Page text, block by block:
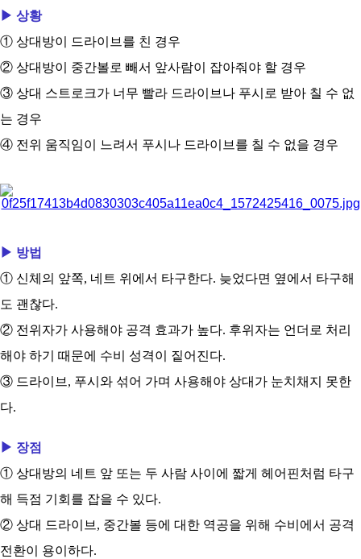
▶ 상황
① 상대방이 드라이브를 친 경우
② 상대방이 중간볼로 빼서 앞사람이 잡아줘야 할 경우
③ 상대 스트로크가 너무 빨라 드라이브나 푸시로 받아 칠 수 없
는 경우
④ 전위 움직임이 느려서 푸시나 드라이브를 칠 수 없을 경우
▶ 방법
① 신체의 앞쪽, 네트 위에서 타구한다. 늦었다면 옆에서 타구해
도 괜찮다.
② 전위자가 사용해야 공격 효과가 높다. 후위자는 언더로 처리
해야 하기 때문에 수비 성격이 짙어진다.
③ 드라이브, 푸시와 섞어 가며 사용해야 상대가 눈치채지 못한
다.
▶ 장점
① 상대방의 네트 앞 또는 두 사람 사이에 짧게 헤어핀처럼 타구
해 득점 기회를 잡을 수 있다.
② 상대 드라이브, 중간볼 등에 대한 역공을 위해 수비에서 공격
전환이 용이하다.